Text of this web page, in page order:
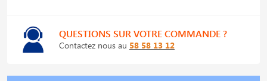
QUESTIONS SUR VOTRE COMMANDE ?
Contactez nous au 58 58 13 12